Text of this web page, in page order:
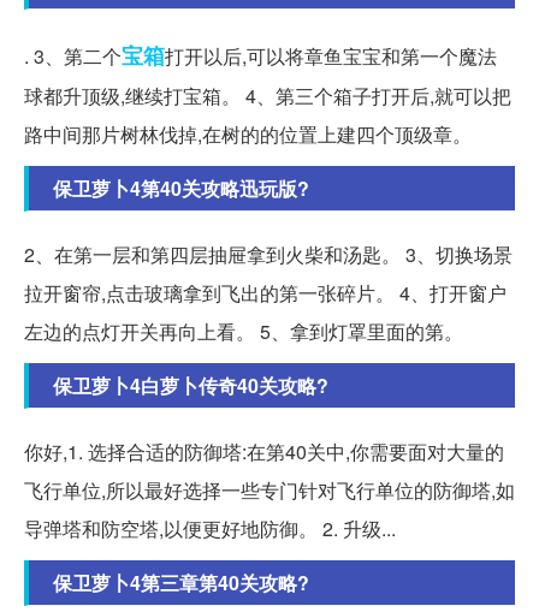
. 3、第二个宝箱打开以后,可以将章鱼宝宝和第一个魔法
球都升顶级,继续打宝箱。 4、第三个箱子打开后,就可以把
路中间那片树林伐掉,在树的的位置上建四个顶级章。
保卫萝卜4第40关攻略迅玩版?
2、在第一层和第四层抽屉拿到火柴和汤匙。 3、切换场景
拉开窗帘,点击玻璃拿到飞出的第一张碎片。 4、打开窗户
左边的点灯开关再向上看。 5、拿到灯罩里面的第。
保卫萝卜4白萝卜传奇40关攻略?
你好,1. 选择合适的防御塔:在第40关中,你需要面对大量的
飞行单位,所以最好选择一些专门针对飞行单位的防御塔,如
导弹塔和防空塔,以便更好地防御。 2. 升级...
保卫萝卜4第三章第40关攻略?